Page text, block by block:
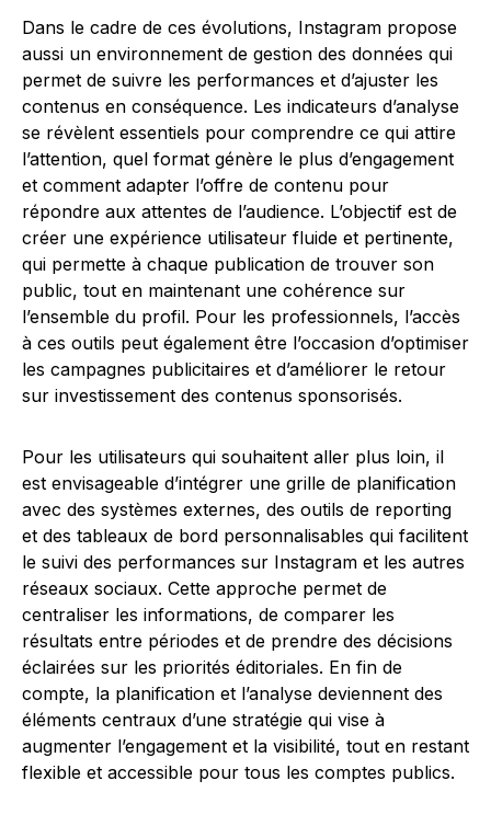
Dans le cadre de ces évolutions, Instagram propose
aussi un environnement de gestion des données qui
permet de suivre les performances et d’ajuster les
contenus en conséquence. Les indicateurs d’analyse
se révèlent essentiels pour comprendre ce qui attire
l’attention, quel format génère le plus d’engagement
et comment adapter l’offre de contenu pour
répondre aux attentes de l’audience. L’objectif est de
créer une expérience utilisateur fluide et pertinente,
qui permette à chaque publication de trouver son
public, tout en maintenant une cohérence sur
l’ensemble du profil. Pour les professionnels, l’accès
à ces outils peut également être l’occasion d’optimiser
les campagnes publicitaires et d’améliorer le retour
sur investissement des contenus sponsorisés.
Pour les utilisateurs qui souhaitent aller plus loin, il
est envisageable d’intégrer une grille de planification
avec des systèmes externes, des outils de reporting
et des tableaux de bord personnalisables qui facilitent
le suivi des performances sur Instagram et les autres
réseaux sociaux. Cette approche permet de
centraliser les informations, de comparer les
résultats entre périodes et de prendre des décisions
éclairées sur les priorités éditoriales. En fin de
compte, la planification et l’analyse deviennent des
éléments centraux d’une stratégie qui vise à
augmenter l’engagement et la visibilité, tout en restant
flexible et accessible pour tous les comptes publics.